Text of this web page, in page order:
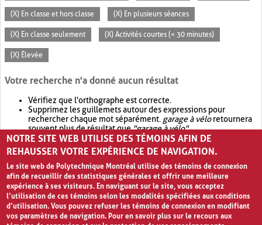
(X) En classe et hors classe (X) En plusieurs séances
(X) En classe seulement (X) Activités courtes (< 30 minutes)
(X) Élevée
Votre recherche n'a donné aucun résultat
Vérifiez que l'orthographe est correcte.
Supprimez les guillemets autour des expressions pour
rechercher chaque mot séparément. garage à véloretournera
souvent plus de résultat que"garage à vélo".
Envisagez d'élargir votre recherche avec OR.garage OR vélo
retournera souvent plus de résultat quegarage à vélo
NOTRE SITE WEB UTILISE DES TÉMOINS AFIN DE
REHAUSSER VOTRE EXPÉRIENCE DE NAVIGATION.
Le site web de Polytechnique Montréal utilise des témoins de connexion
afin de recueillir des statistiques générales et offrir une meilleure
expérience à ses visiteurs. En naviguant sur le site, vous acceptez
l’utilisation de ces témoins selon les modalités spécifiées aux conditions
d’utilisation. Vous pouvez refuser les témoins de connexion en modifiant
vos paramètres de navigation. Pour en savoir plus sur le recours aux